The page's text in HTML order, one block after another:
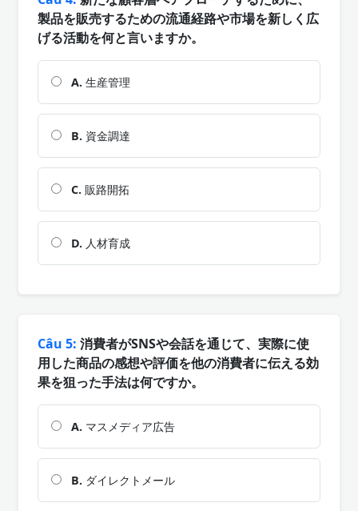
製品を販売するための流通経路や市場を新しく広
げる活動を何と言いますか。
A. 生産管理
B. 資金調達
C. 販路開拓
D. 人材育成
Câu 5: 消費者がSNSや会話を通じて、実際に使
用した商品の感想や評価を他の消費者に伝える効
果を狙った手法は何ですか。
A. マスメディア広告
B. ダイレクトメール